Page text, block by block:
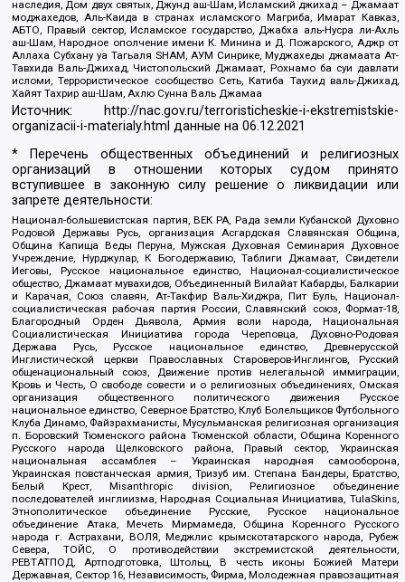
наследия, Дом двух святых, Джунд аш-Шам, Исламский джихад – Джамаат
моджахедов, Аль-Каида в странах исламского Магриба, Имарат Кавказ,
АБТО, Правый сектор, Исламское государство, Джабха аль-Нусра ли-Ахль
аш-Шам, Народное ополчение имени К. Минина и Д. Пожарского, Аджр от
Аллаха Субхану уа Тагьаля SHAM, АУМ Синрике, Муджахеды джамаата Ат-
Тавхида Валь-Джихад, Чистопольский Джамаат, Рохнамо ба суи давлати
исломи, Террористическое сообщество Сеть, Катиба Таухид валь-Джихад,
Хайят Тахрир аш-Шам, Ахлю Сунна Валь Джамаа
Источник:
http://nac.gov.ru/terroristicheskie-i-ekstremistskie-
organizacii-i-materialy.html данные на06.12.2021
* Перечень общественных объединений и религиозных
организаций в отношении которых судом принято
вступившее в законную силу решение о ликвидации или
запрете деятельности:
Национал-большевистская партия, ВЕК РА, Рада земли Кубанской Духовно
Родовой Державы Русь, организация Асгардская Славянская Община,
Община Капища Веды Перуна, Мужская Духовная Семинария Духовное
Учреждение, Нурджулар, К Богодержавию, Таблиги Джамаат, Свидетели
Иеговы, Русское национальное единство, Национал-социалистическое
общество, Джамаат мувахидов, Объединенный Вилайат Кабарды, Балкарии
и Карачая, Союз славян, Ат-Такфир Валь-Хиджра, Пит Буль, Национал-
социалистическая рабочая партия России, Славянский союз, Формат-18,
Благородный Орден Дьявола, Армия воли народа, Национальная
Социалистическая Инициатива города Череповца, Духовно-Родовая
Держава Русь, Русское национальное единство, Древнерусской
Инглистической церкви Православных Староверов-Инглингов, Русский
общенациональный союз, Движение против нелегальной иммиграции,
Кровь и Честь, О свободе совести и о религиозных объединениях, Омская
организация общественного политического движения Русское
национальное единство, Северное Братство, Клуб Болельщиков Футбольного
Клуба Динамо, Файзрахманисты, Мусульманская религиозная организация
п. Боровский Тюменского района Тюменской области, Община Коренного
Русского народа Щелковского района, Правый сектор, Украинская
национальная ассамблея – Украинская народная самооборона,
Украинская повстанческая армия, Тризуб им. Степана Бандеры, Братство,
Белый Крест, Misanthropic division, Религиозное объединение
последователей инглиизма, Народная Социальная Инициатива, TulaSkins,
Этнополитическое объединение Русские, Русское национальное
объединение Атака, Мечеть Мирмамеда, Община Коренного Русского
народа г. Астрахани, ВОЛЯ, Меджлис крымскотатарского народа, Рубеж
Севера, ТОЙС, О противодействии экстремистской деятельности,
РЕВТАТПОД, Артподготовка, Штольц, В честь иконы Божией Матери
Державная, Сектор 16, Независимость, Фирма, Молодежная правозащитная